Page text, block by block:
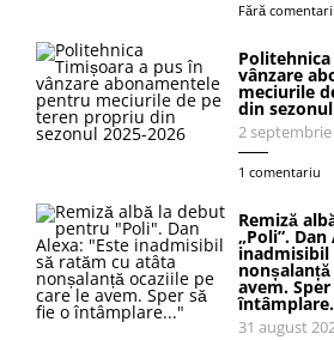
Fără comentarii
vânzare
meciurile
din
2 septembrie
1 comentariu
Remiză
„Poli”. Dan
inadmisibil
avem.
31 august